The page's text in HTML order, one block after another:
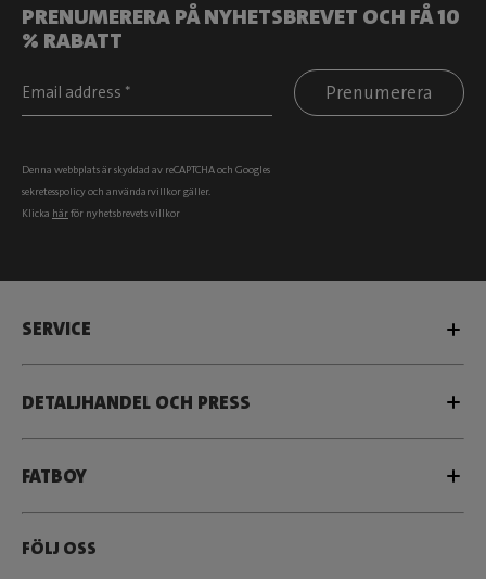
PRENUMERERA PÅ NYHETSBREVET OCH FÅ 10
% RABATT
Prenumerera
Denna webbplats är skyddad av reCAPTCHA och Googles
sekretesspolicyoch användarvillkorgäller.
Klicka härför nyhetsbrevets villkor
SERVICE
DETALJHANDEL OCH PRESS
FATBOY
FÖLJ OSS